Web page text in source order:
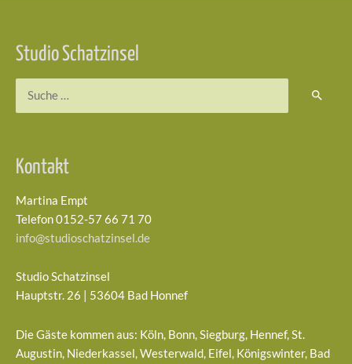
Studio Schatzinsel
Kontakt
Martina Empt
Telefon 0152-57 66 71 70
info@studioschatzinsel.de
Studio Schatzinsel
Hauptstr. 26 | 53604 Bad Honnef
Die Gäste kommen aus: Köln, Bonn, Siegburg, Hennef, St.
Augustin, Niederkassel, Westerwald, Eifel, Königswinter, Bad